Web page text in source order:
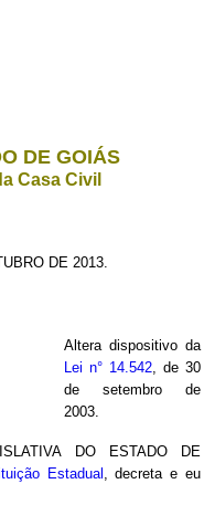
DE GOIÁS
Casa Civil
DE 2013.
Altera dispositivo da
Lei n° 14.542, de 30
de setembro de
2003.
DO ESTADO DE
Estadual, decreta e eu